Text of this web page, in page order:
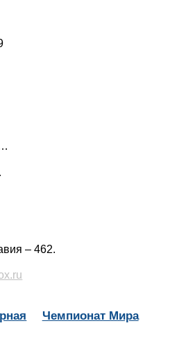
– 462.
Чемпионат Мира